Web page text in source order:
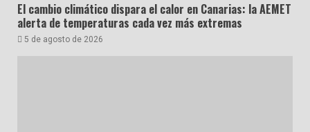
El cambio climático dispara el calor en Canarias: la AEMET
alerta de temperaturas cada vez más extremas
5 de agosto de 2026